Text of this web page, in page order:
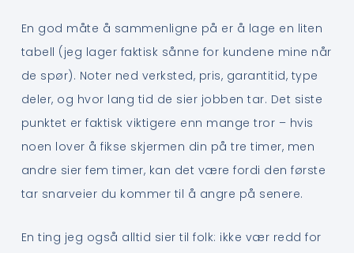
En god måte å sammenligne på er å lage en liten
tabell (jeg lager faktisk sånne for kundene mine når
de spør). Noter ned verksted, pris, garantitid, type
deler, og hvor lang tid de sier jobben tar. Det siste
punktet er faktisk viktigere enn mange tror – hvis
noen lover å fikse skjermen din på tre timer, men
andre sier fem timer, kan det være fordi den første
tar snarveier du kommer til å angre på senere.
En ting jeg også alltid sier til folk: ikke vær redd for